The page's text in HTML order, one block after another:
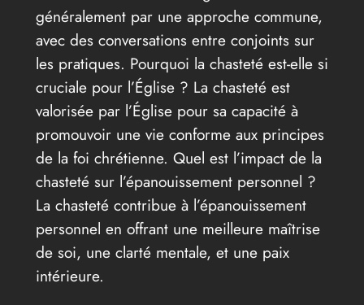
généralement par une approche commune,
avec des conversations entre conjoints sur
les pratiques. Pourquoi la chasteté est-elle si
cruciale pour l’Église ? La chasteté est
valorisée par l’Église pour sa capacité à
promouvoir une vie conforme aux principes
de la foi chrétienne. Quel est l’impact de la
chasteté sur l’épanouissement personnel ?
La chasteté contribue à l’épanouissement
personnel en offrant une meilleure maîtrise
de soi, une clarté mentale, et une paix
intérieure.